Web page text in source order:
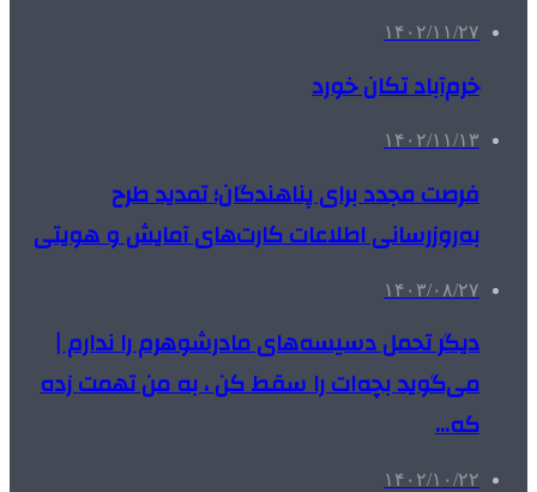
۱۴۰۲/۱۱/۲۷
خرم‌آباد تکان خورد
۱۴۰۲/۱۱/۱۳
فرصت مجدد برای پناهندگان؛ تمدید طرح
به‌روزرسانی اطلاعات کارت‌های آمایش و هویتی
۱۴۰۳/۰۸/۲۷
دیگر تحمل دسیسه‌های مادرشوهرم را ندارم |
می‌گوید بچه‌ات را سقط کن ، به من تهمت زده
که…
۱۴۰۲/۱۰/۲۲